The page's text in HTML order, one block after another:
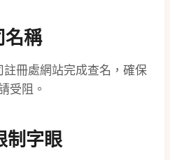
名稱
冊處網站完成查名，確保
受阻。
制字眼